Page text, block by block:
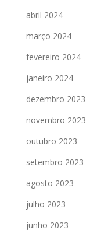
abril 2024
março 2024
fevereiro 2024
janeiro 2024
dezembro 2023
novembro 2023
outubro 2023
setembro 2023
agosto 2023
julho 2023
junho 2023